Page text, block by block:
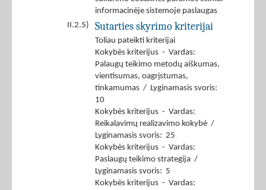
informacinėje sistemoje paslaugas
II.2.5)
Sutarties skyrimo kriterijai
Toliau pateikti kriterijai
Kokybės kriterijus - Vardas:
Palaugų teikimo metodų aiškumas,
vientisumas, oagrįstumas,
tinkamumas / Lyginamasis svoris:
10
Kokybės kriterijus - Vardas:
Reikalavimų realizavimo kokybė /
Lyginamasis svoris: 25
Kokybės kriterijus - Vardas:
Paslaugų teikimo strategija /
Lyginamasis svoris: 5
Kokybės kriterijus - Vardas: